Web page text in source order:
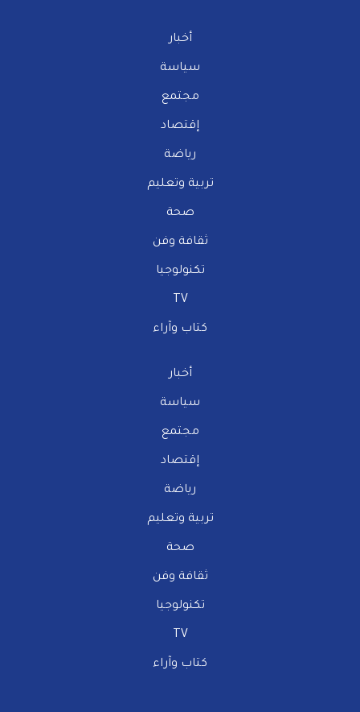
أخبار
سياسة
مجتمع
إقتصاد
رياضة
تربية وتعليم
صحة
ثقافة وفن
تكنولوجيا
TV
كتاب وآراء
أخبار
سياسة
مجتمع
إقتصاد
رياضة
تربية وتعليم
صحة
ثقافة وفن
تكنولوجيا
TV
كتاب وآراء